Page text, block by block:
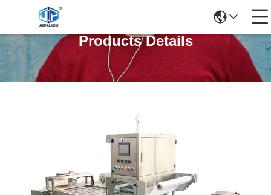
Products Details